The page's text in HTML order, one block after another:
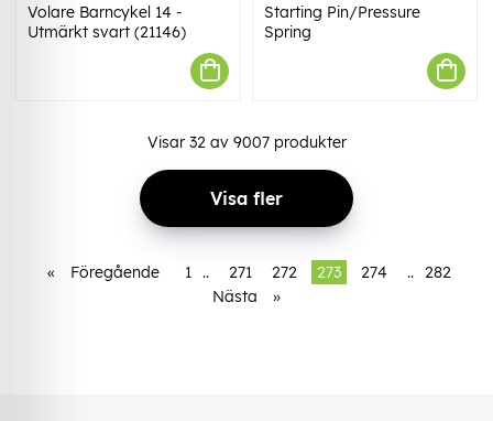
Volare Barncykel 14 -
Utmärkt svart (21146)
Starting Pin/Pressure
Spring
Visar 32av 9007produkter
Visa fler
« Föregående 1 .. 271 272 273 274 .. 282
Nästa
»